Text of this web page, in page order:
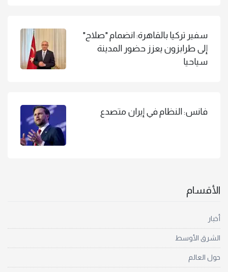
سفير تركيا بالقاهرة: انضمام "صلاح"
إلى طرابزون يعزز حضور المدينة
سياحيا
فانس: النظام في إيران متصدع
الأقسام
أخبار
الشرق الأوسط
حول العالم